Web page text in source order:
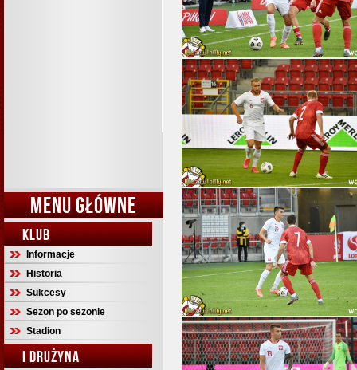
MENU GŁÓWNE
KLUB
Informacje
Historia
Sukcesy
Sezon po sezonie
Stadion
I DRUŻYNA